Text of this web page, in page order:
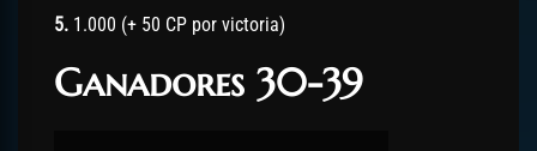
5. 1.000 (+ 50 CP por victoria)
Ganadores 30-39